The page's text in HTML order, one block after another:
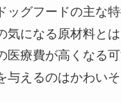
ッグフードの主な
気になる原材料とは
医療費が高くなる
与えるのはかわいそ